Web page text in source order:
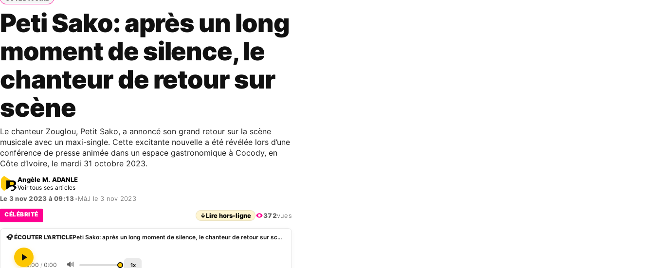
Peti Sako: après un long
moment de silence, le
chanteur de retour sur
scène
Le chanteur Zouglou, Petit Sako, a annoncé son grand retour sur la scène
musicale avec un maxi-single. Cette excitante nouvelle a été révélée lors d’une
conférence de presse animée dans un espace gastronomique à Cocody, en
Côte d’Ivoire, le mardi 31 octobre 2023.
Angèle M. ADANLE
Voir tous ses articles
Le 3 nov 2023 à 09:13•MàJ le 3 nov 2023
CÉLÉBRITÉ ↓Lire hors-ligne 372vues
🎧 ÉCOUTER L'ARTICLE Peti Sako: après un long moment de silence, le chanteur de retour sur scène
0:00 / 0:00 🔊 1x